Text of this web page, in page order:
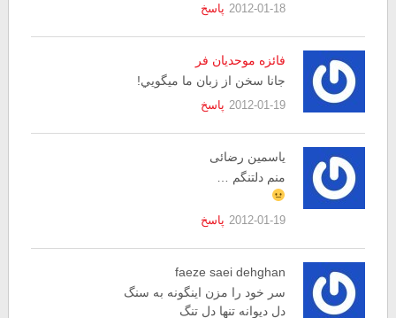
2012-01-18 پاسخ
فائزه موحدیان فر
جانا سخن از زبان ما ميگويي!
2012-01-19 پاسخ
یاسمین رضائی
منم دلتنگم …
2012-01-19 پاسخ
faeze saei dehghan
سر خود را مزن اینگونه به سنگ
دل دیوانه تنها دل تنگ